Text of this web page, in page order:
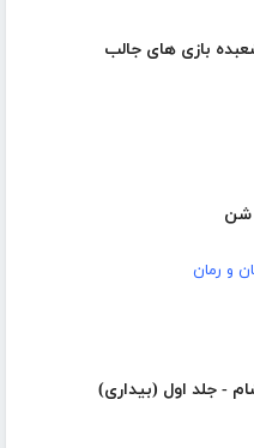
بازی های جالب
شن
و رمان
- جلد اول (بیداری)